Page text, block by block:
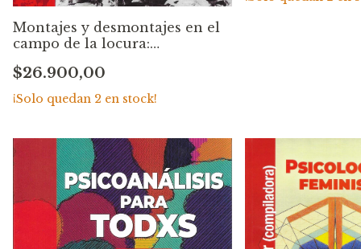
Montajes y desmontajes en el
campo de la locura:
Beatriz Lopez
$26.900,00
¡Solo quedan 2 en stock!